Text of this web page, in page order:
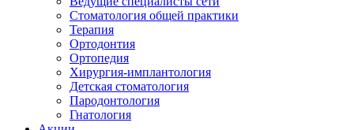
Стоматология общей практики
Терапия
Ортодонтия
Ортопедия
Хирургия-имплантология
Детская стоматология
Пародонтология
Гнатология